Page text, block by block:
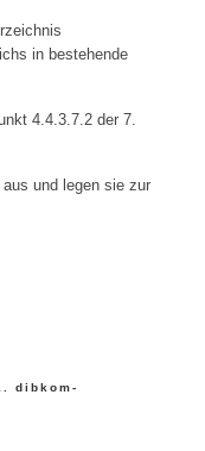
in bestehende
4.4.3.7.2 der 7.
und legen sie zur
dibkom-